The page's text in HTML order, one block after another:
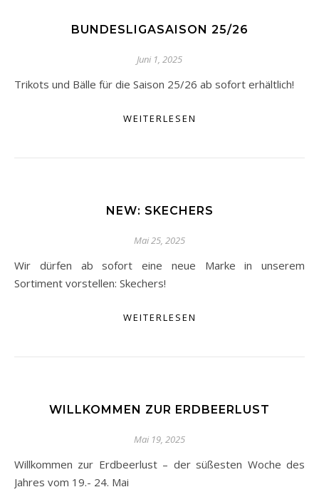
BUNDESLIGASAISON 25/26
Juni 1, 2025
Trikots und Bälle für die Saison 25/26 ab sofort erhältlich!
WEITERLESEN
NEW: SKECHERS
Mai 25, 2025
Wir dürfen ab sofort eine neue Marke in unserem
Sortiment vorstellen: Skechers!
WEITERLESEN
WILLKOMMEN ZUR ERDBEERLUST
Mai 19, 2025
Willkommen zur Erdbeerlust – der süßesten Woche des
Jahres vom 19.- 24. Mai